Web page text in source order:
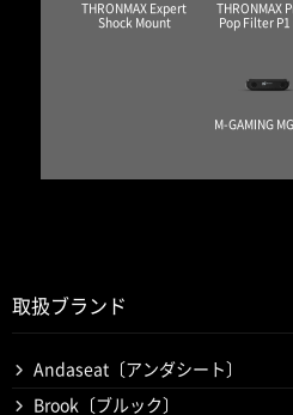
THRONMAX Expert
Shock Mount
THRONMAX
Pop Filter
M-GAMING
取扱ブランド
Andaseat〔アンダシート〕
Brook〔ブルック〕